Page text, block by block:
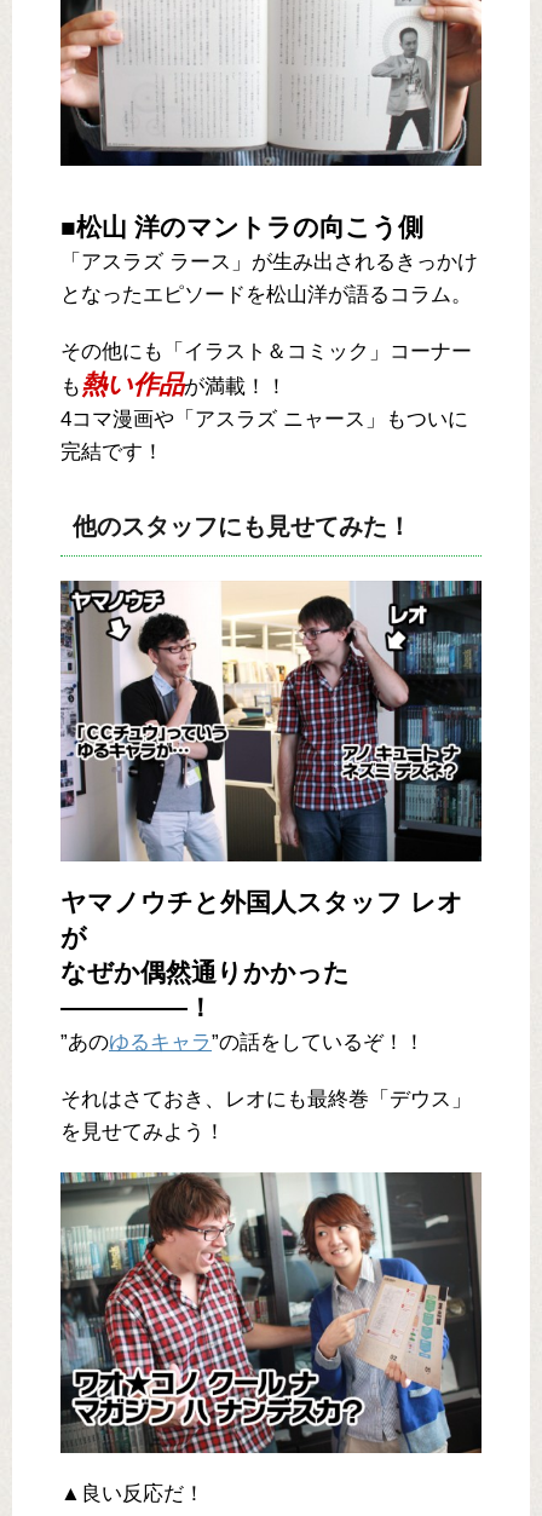
■松山 洋のマントラの向こう側
「アスラズ ラース」が生み出されるきっかけ
となったエピソードを松山洋が語るコラム。
その他にも「イラスト＆コミック」コーナー
も熱い作品が満載！！
4コマ漫画や「アスラズ ニャース」もついに
完結です！
他のスタッフにも見せてみた！
ヤマノウチと外国人スタッフ レオ
が
なぜか偶然通りかかった
―――――！
”あのゆるキャラ”の話をしているぞ！！
それはさておき、レオにも最終巻「デウス」
を見せてみよう！
▲良い反応だ！